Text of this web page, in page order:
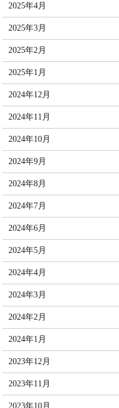
2025年4月
2025年3月
2025年2月
2025年1月
2024年12月
2024年11月
2024年10月
2024年9月
2024年8月
2024年7月
2024年6月
2024年5月
2024年4月
2024年3月
2024年2月
2024年1月
2023年12月
2023年11月
2023年10月